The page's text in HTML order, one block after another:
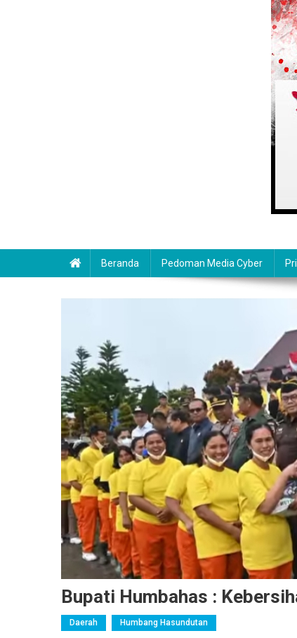
Beranda Pedoman Media Cyber
Bupati Humbahas :
Daerah Humbang Hasundutan